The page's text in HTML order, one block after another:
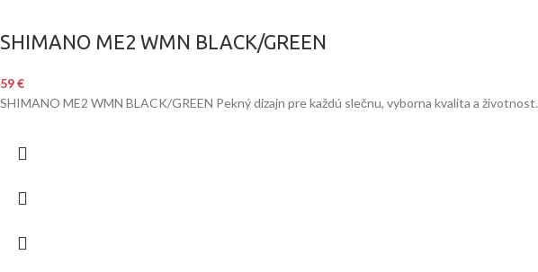
SHIMANO ME2 WMN BLACK/GREEN
59€
SHIMANO ME2 WMN BLACK/GREEN Pekný dizajn pre každú slečnu, vyborna kvalita a životnost.